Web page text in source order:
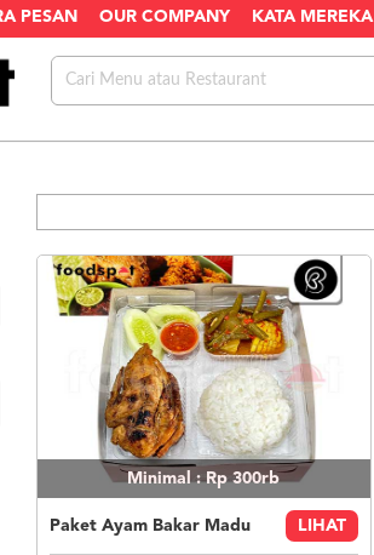
PESAN OUR COMPANY KATA MEREKA
Minimal : Rp 300rb
Paket Ayam Bakar Madu LIHAT